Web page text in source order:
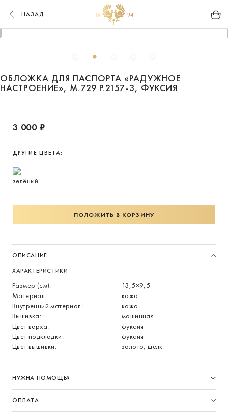
НАЗАД
ОБЛОЖКА ДЛЯ ПАСПОРТА «РАДУЖНОЕ
НАСТРОЕНИЕ», М.729 Р.2157-3, ФУКСИЯ
3 000 ₽
ДРУГИЕ ЦВЕТА:
ПОЛОЖИТЬ В КОРЗИНУ
ОПИСАНИЕ
ХАРАКТЕРИСТИКИ
Размер (см):
13,5×9,5
Материал:
кожа
Внутренний материал:
кожа
Вышивка:
машинная
Цвет верха:
фуксия
Цвет подкладки:
фуксия
Цвет вышивки:
золото, шёлк
НУЖНА ПОМОЩЬ?
ОПЛАТА